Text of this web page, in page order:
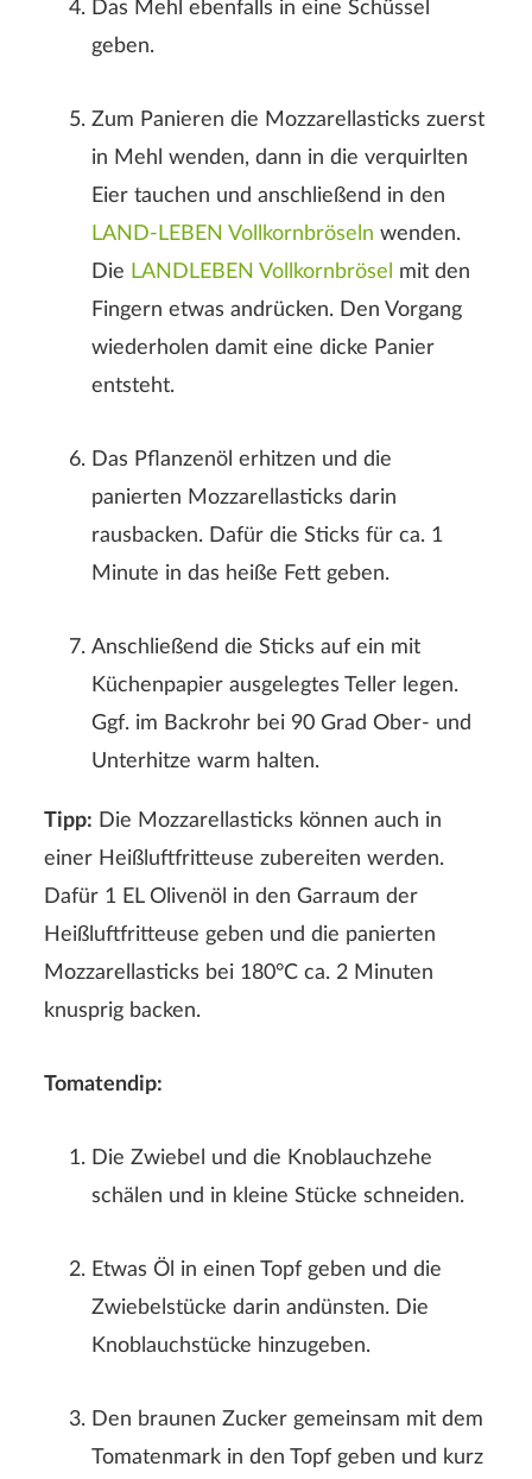
Das Mehl ebenfalls in eine Schüssel
geben.
Zum Panieren die Mozzarellasticks zuerst
in Mehl wenden, dann in die verquirlten
Eier tauchen und anschließend in den
LAND-LEBEN Vollkornbröseln wenden.
Die LANDLEBEN Vollkornbrösel
mit den
Fingern etwas andrücken. Den Vorgang
wiederholen damit eine dicke Panier
entsteht.
Das Pflanzenöl erhitzen und die
panierten Mozzarellasticks darin
rausbacken. Dafür die Sticks für ca. 1
Minute in das heiße Fett geben.
Anschließend die Sticks auf ein mit
Küchenpapier ausgelegtes Teller legen.
Ggf. im Backrohr bei 90 Grad Ober- und
Unterhitze warm halten.
Tipp: Die Mozzarellasticks können auch in
einer Heißluftfritteuse zubereiten werden.
Dafür 1 EL Olivenöl in den Garraum der
Heißluftfritteuse geben und die panierten
Mozzarellasticks bei 180°C ca. 2 Minuten
knusprig backen.
Tomatendip:
Die Zwiebel und die Knoblauchzehe
schälen und in kleine Stücke schneiden.
Etwas Öl in einen Topf geben und die
Zwiebelstücke darin andünsten. Die
Knoblauchstücke hinzugeben.
Den braunen Zucker gemeinsam mit dem
Tomatenmark in den Topf geben und kurz